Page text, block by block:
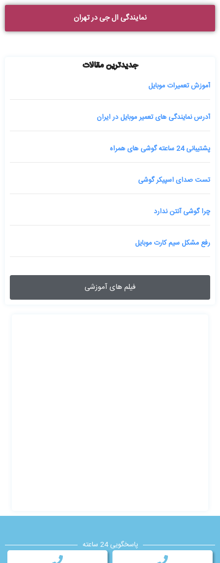
نمایندگی ال جی در تهران
جدیدترین مقالات
آموزش تعمیرات موبایل
آدرس نمایندگی های تعمیر موبایل در ایران
پشتیبانی 24 ساعته گوشی های همراه
تست صدای اسپیکر گوشی
چرا گوشی آنتن ندارد
رفع مشکل سیم کارت موبایل
فیلم های آموزشی
پاسخگویی 24 ساعته